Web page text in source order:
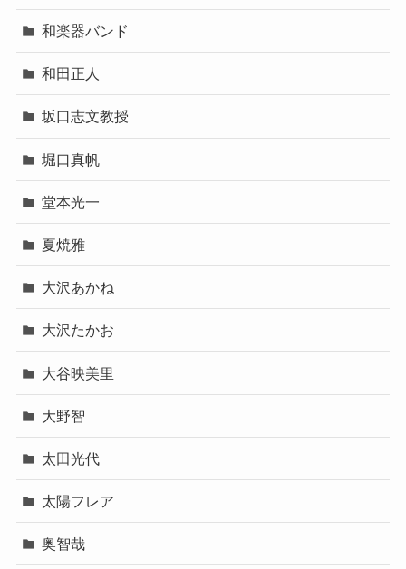
和楽器バンド
和田正人
坂口志文教授
堀口真帆
堂本光一
夏焼雅
大沢あかね
大沢たかお
大谷映美里
大野智
太田光代
太陽フレア
奥智哉